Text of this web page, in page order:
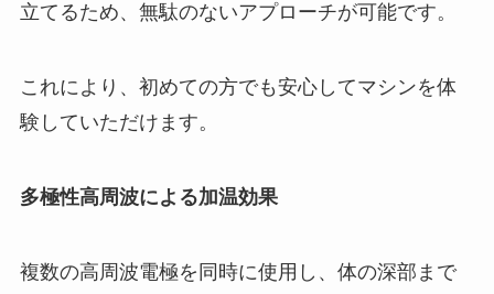
立てるため、無駄のないアプローチが可能です。
これにより、初めての方でも安心してマシンを体
験していただけます。
多極性高周波による加温効果
複数の高周波電極を同時に使用し、体の深部まで